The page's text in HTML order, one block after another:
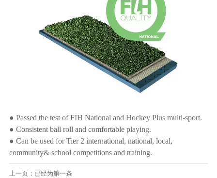
● Passed the test of FIH National and Hockey Plus multi-sport.
● Consistent ball roll and comfortable playing.
● Can be used for Tier 2 international, national, local,
community& school competitions and training.
上一页：已经为第一条